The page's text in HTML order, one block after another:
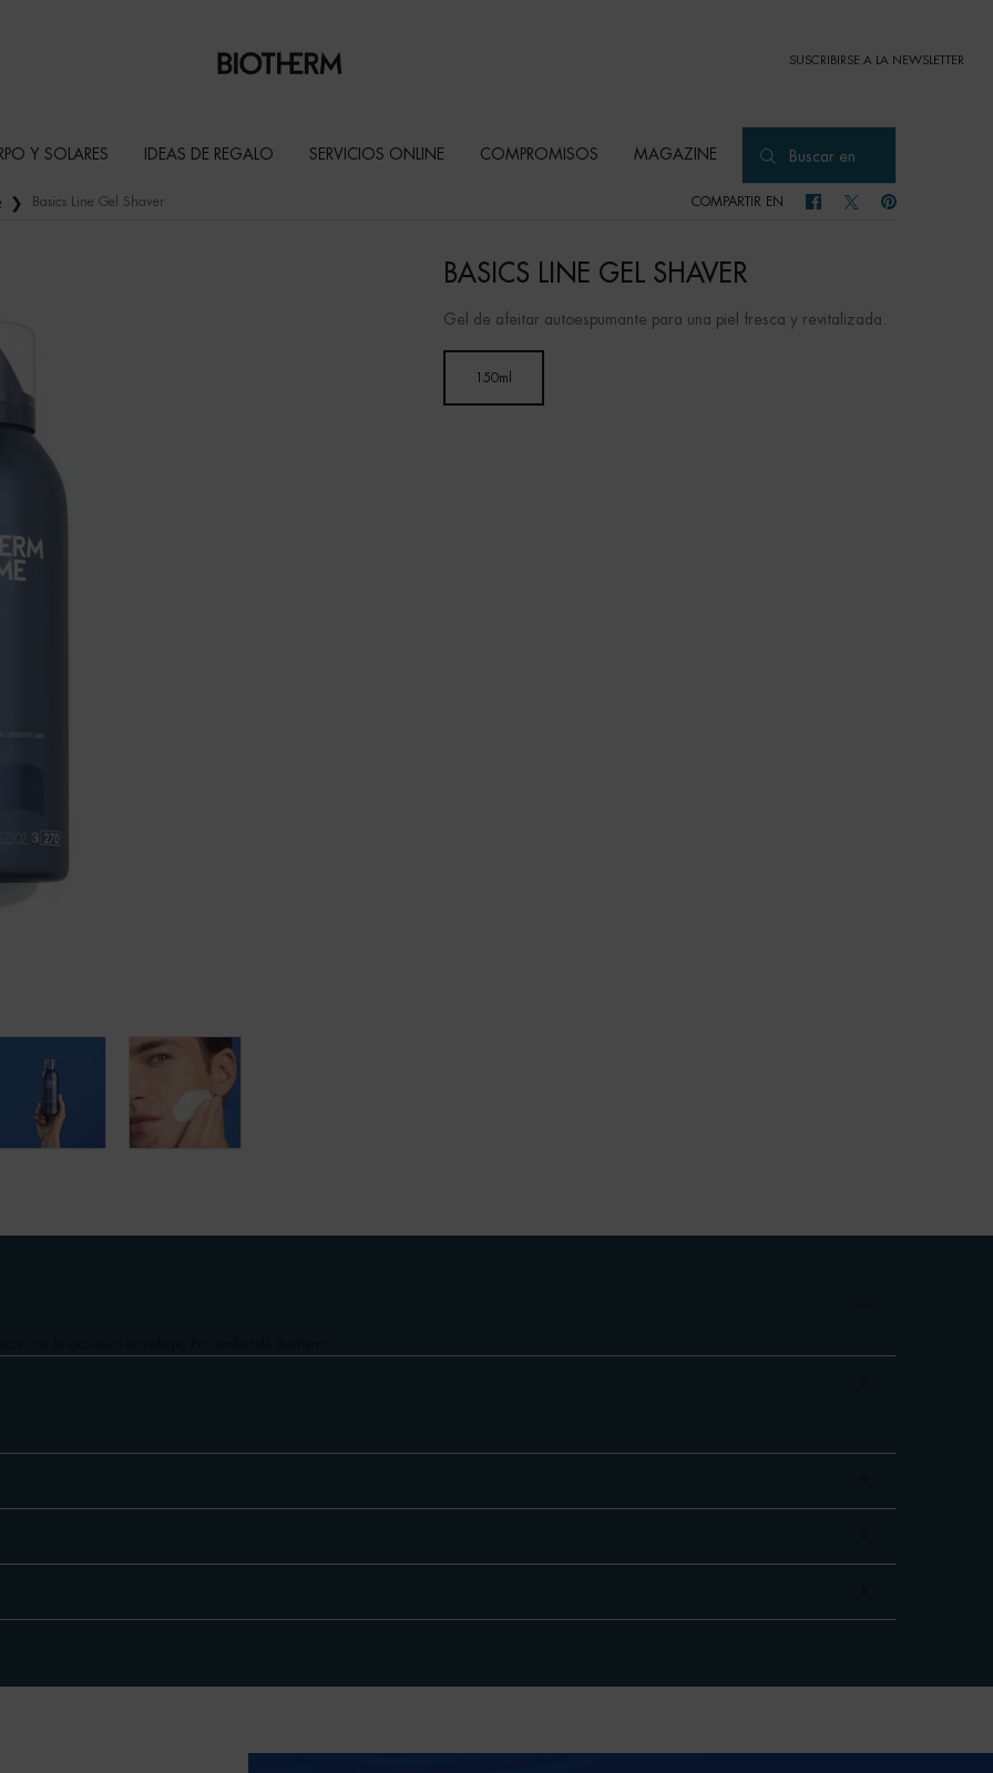
SUSCRIBIRSE A LA NEWSLETTER
Y SOLARES IDEAS DE REGALO SERVICIOS ONLINE COMPROMISOS MAGAZINE Buscar en
Basics Line Gel Shaver COMPARTIR EN COMPARTIR EN FACEBOOK
COMPARTIR EN TWITTER
COMPARTIR EN
BASICS LINE GEL SHAVER
Gel de afeitar autoespumante para una piel fresca y revitalizada.
Selected
150ml
, 1 of 1